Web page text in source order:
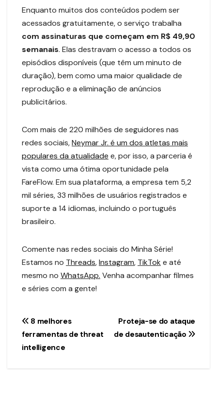
Enquanto muitos dos conteúdos podem ser
acessados gratuitamente, o serviço trabalha
com assinaturas que começam em R$ 49,90
semanais. Elas destravam o acesso a todos os
episódios disponíveis (que têm um minuto de
duração), bem como uma maior qualidade de
reprodução e a eliminação de anúncios
publicitários.
Com mais de 220 milhões de seguidores nas
redes sociais,Neymar Jr. é um dos atletas mais
populares da atualidade e, por isso, a parceria é
vista como uma ótima oportunidade pela
FareFlow. Em sua plataforma, a empresa tem 5,2
mil séries, 33 milhões de usuários registrados e
suporte a 14 idiomas, incluindo o português
brasileiro.
Comente nas redes sociais do Minha Série!
Estamos no Threads,Instagram, TikTok e até
mesmo no WhatsApp. Venha acompanhar filmes
e séries com a gente!
Navegação
de
Proteja-se do ataque
de desautenticação
8 melhores
ferramentas de threat
intelligence